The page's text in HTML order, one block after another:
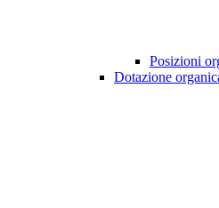
Posizioni
Dotazione